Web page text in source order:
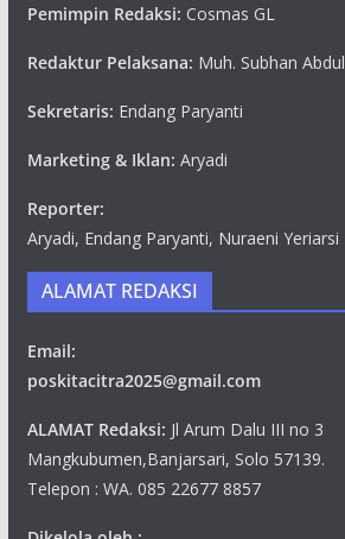
Pemimpin Redaksi: Cosmas GL
Redaktur Pelaksana: Muh. Subhan
Sekretaris: Endang Paryanti
Marketing & Iklan: Aryadi
Reporter:
Aryadi, Endang Paryanti, Nuraeni Yeriarsi
ALAMAT REDAKSI
Email:
poskitacitra2025@gmail.com
ALAMAT Redaksi: Jl Arum Dalu III no 3
Mangkubumen,Banjarsari, Solo 57139.
Telepon : WA. 085 22677 8857